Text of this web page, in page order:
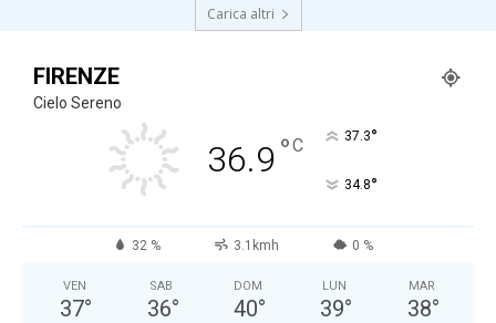
Carica altri
FIRENZE
Cielo Sereno
36.9 °C 37.3°
34.8°
32 % 3.1kmh 0 %
VEN
37°
SAB
36°
DOM
40°
LUN
39°
MAR
38°